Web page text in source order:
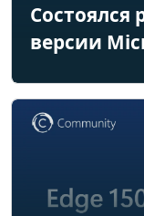
Состоялся
версии